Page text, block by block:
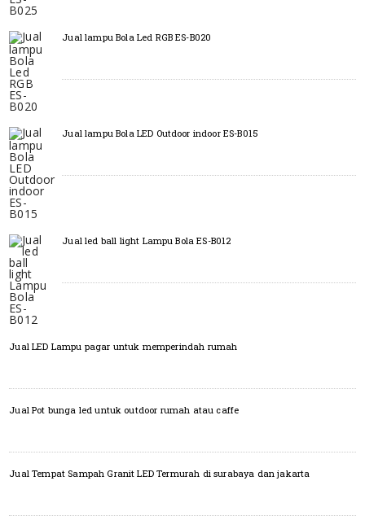
Jual lampu Bola Led RGB ES-B020
Jual lampu Bola LED Outdoor indoor ES-B015
Jual led ball light Lampu Bola ES-B012
Jual LED Lampu pagar untuk memperindah rumah
Jual Pot bunga led untuk outdoor rumah atau caffe
Jual Tempat Sampah Granit LED Termurah di surabaya dan jakarta